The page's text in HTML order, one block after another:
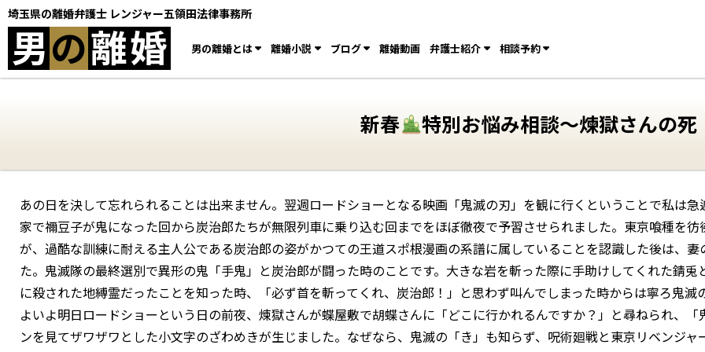
埼玉県の離婚弁護士 レンジャー五領田法律事務所
男の離婚 男の離婚とは 離婚小説 ブログ 離婚動画 弁護士紹介 相談予約
新春 特別お悩み相談〜煉獄さんの死
あの日を決して忘れられることは出来ません。翌週ロードショーとなる映画「鬼滅の刃」を観に行くということで私は
家で禰󠄀豆子が鬼になった回から炭治郎たちが無限列車に乗り込む回までをほぼ徹夜で予習させられました。東京喰種を
が、過酷な訓練に耐える主人公である炭治郎の姿がかつての王道スポ根漫画の系譜に属していることを認識した後は、
た。鬼滅隊の最終選別で異形の鬼「手鬼」と炭治郎が闘った時のことです。大きな岩を斬った際に手助けしてくれた錆
に殺された地縛霊だったことを知った時、「必ず首を斬ってくれ、炭治郎！」と思わず叫んでしまった時からは寧ろ鬼
よいよ明日ロードショーという日の前夜、煉獄さんが蝶屋敷で胡蝶さんに「どこに行かれるんですか？」と尋ねられ、
ンを見てザワザワとした小文字のざわめきが生じました。なぜなら、鬼滅の「き」も知らず、呪術廻戦と東京リベンジ